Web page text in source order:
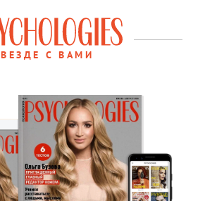
ВЕЗДЕ С ВАМИ